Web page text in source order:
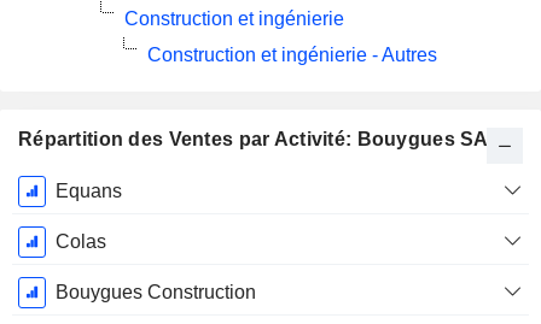
Répartition des Ventes par Activité: Bouygues SA
Période
Fiscale:
Décembre
Equans
Colas
Bouygues Construction
Construction et ingénierie
Construction et ingénierie - Autres